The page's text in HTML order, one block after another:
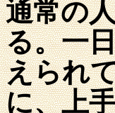
通常の
る。一
えられ
に、上